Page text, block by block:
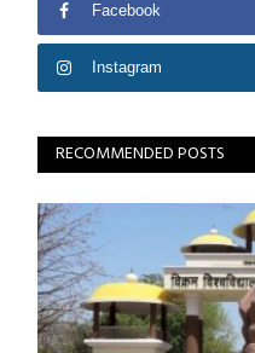
Facebook
Instagram
RECOMMENDED POSTS